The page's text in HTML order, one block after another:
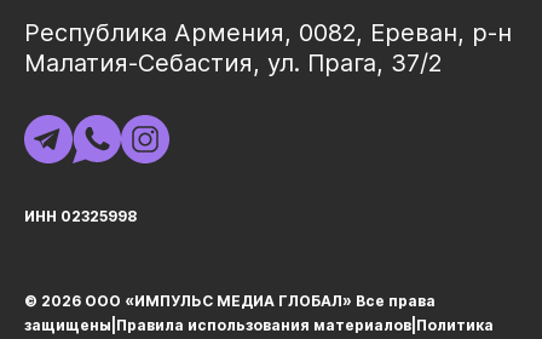
Республика Армения, 0082, Ереван, р-н
Малатия-Себастия, ул. Прага, 37/2
ИНН 02325998
© 2026 ООО «ИМПУЛЬС МЕДИА ГЛОБАЛ» Все права
защищеныㅤ|ㅤ Правила использования материалов Политика